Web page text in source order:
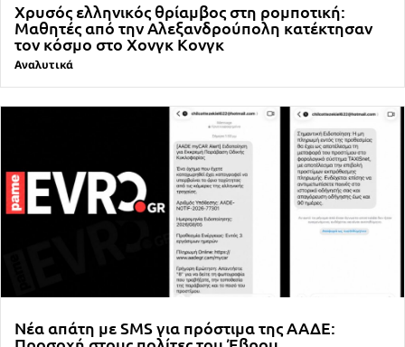
Χρυσός ελληνικός θρίαμβος στη ρομποτική:
Μαθητές από την Αλεξανδρούπολη κατέκτησαν
τον κόσμο στο Χονγκ Κονγκ
Αναλυτικά
Νέα απάτη με SMS για πρόστιμα της ΑΑΔΕ: